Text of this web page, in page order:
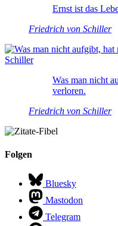
Ernst ist das
Friedrich von Schiller
Was man nicht
verloren.
Friedrich von Schiller
Folgen
Bluesky
Mastodon
Telegram